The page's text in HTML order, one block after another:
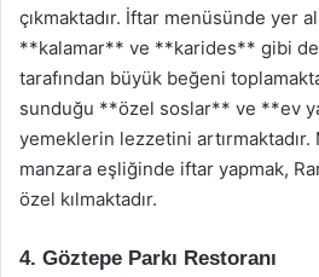
çıkmaktadır. İftar menüsünde yer
**kalamar** ve **karides** gibi
tarafından büyük beğeni
sunduğu **özel soslar** ve **ev
yemeklerin lezzetini artırmaktadır.
manzara eşliğinde iftar yapmak,
özel kılmaktadır.
4. Göztepe Parkı Restoranı